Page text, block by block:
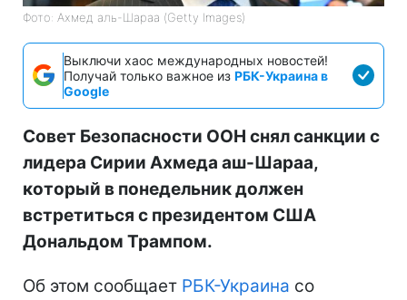
Фото: Ахмед аль-Шараа (Getty Images)
Выключи хаос международных новостей!
Получай только важное из РБК-Украина в
Google
Совет Безопасности ООН снял санкции с
лидера Сирии Ахмеда аш-Шараа,
который в понедельник должен
встретиться с президентом США
Дональдом Трампом.
Об этом сообщает РБК-Украина со